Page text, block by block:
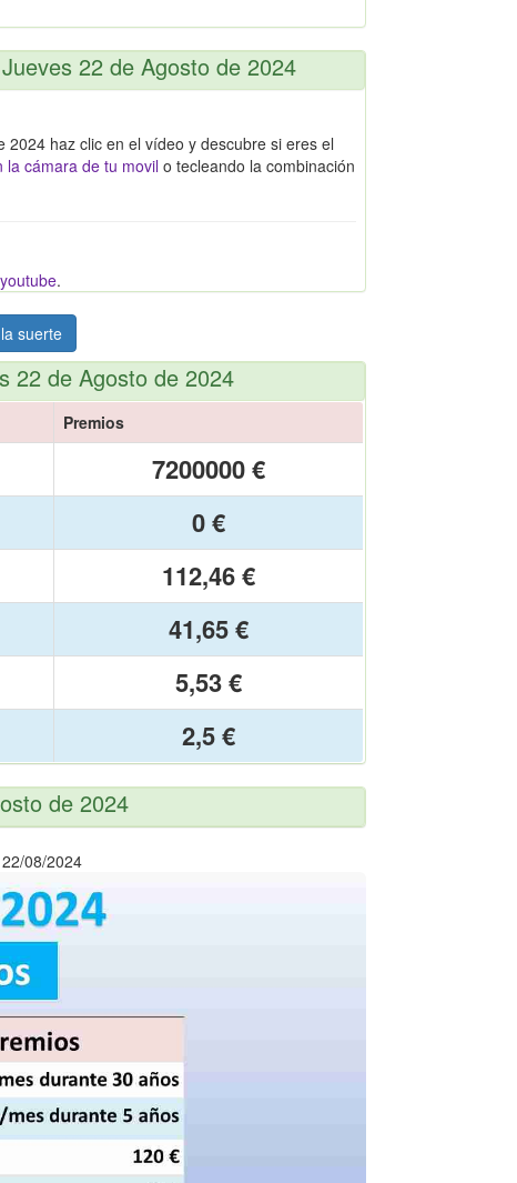
22 de Agosto de 2024
2024 haz clic en el vídeo y descubre si eres el
la cámara de tu movilo tecleando la combinación
.
suerte
22 de Agosto de 2024
Premios
7200000 €
0 €
112,46 €
41,65 €
5,53 €
2,5 €
de 2024
08/2024